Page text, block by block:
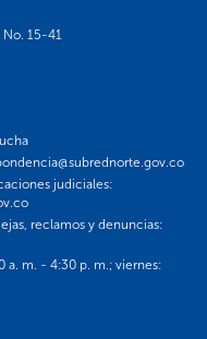
15-41
judiciales:
reclamos y denuncias:
a. m. - 4:30 p. m.; viernes: